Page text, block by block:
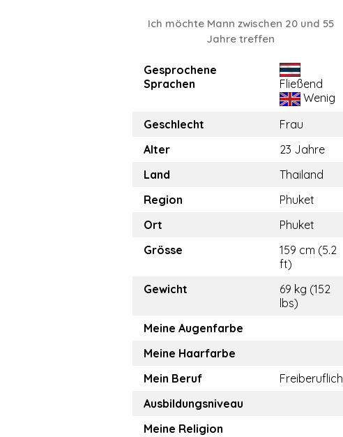
Ich möchte Mann zwischen 20 und 55
Jahre treffen
Gesprochene
Sprachen
Fließend
Wenig
Geschlecht
Frau
Alter
23 Jahre
Land
Thailand
Region
Phuket
Ort
Phuket
Grösse
159 cm (5.2
ft)
Gewicht
69 kg (152
lbs)
Meine Augenfarbe
Meine Haarfarbe
Mein Beruf
Freiberuflich
Ausbildungsniveau
Meine Religion